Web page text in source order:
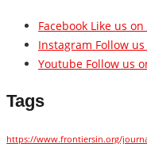
Facebook Like us on
Instagram Follow
Youtube Follow us
Tags
https://www.frontiersin.org/